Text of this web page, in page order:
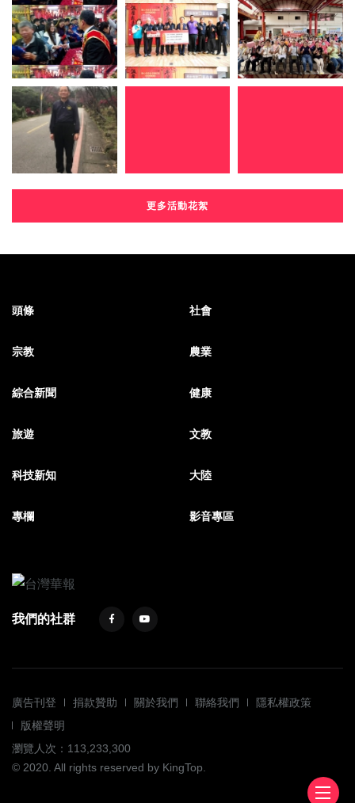
更多活動花絮
頭條 社會
宗教 農業
綜合新聞 健康
旅遊 文教
科技新知 大陸
專欄 影音專區
我們的社群
廣告刊登 捐款贊助 關於我們 聯絡我們
隱私權政策
版權聲明
瀏覽人次：113,233,300
© 2020. All rights reserved by KingTop.